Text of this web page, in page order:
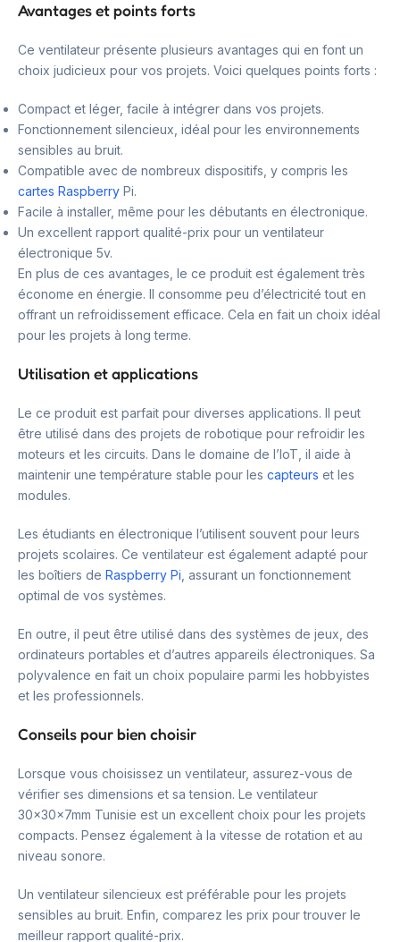
Avantages et points forts
Ce ventilateur présente plusieurs avantages qui en font un
choix judicieux pour vos projets. Voici quelques points forts :
Compact et léger, facile à intégrer dans vos projets.
Fonctionnement silencieux, idéal pour les environnements
sensibles au bruit.
Compatible avec de nombreux dispositifs, y compris les
cartes Raspberry Pi.
Facile à installer, même pour les débutants en électronique.
Un excellent rapport qualité-prix pour un ventilateur
électronique 5v.
En plus de ces avantages, le ce produit est également très
économe en énergie. Il consomme peu d’électricité tout en
offrant un refroidissement efficace. Cela en fait un choix idéal
pour les projets à long terme.
Utilisation et applications
Le ce produit est parfait pour diverses applications. Il peut
être utilisé dans des projets de robotique pour refroidir les
moteurs et les circuits. Dans le domaine de l’IoT, il aide à
maintenir une température stable pour les capteurs et les
modules.
Les étudiants en électronique l’utilisent souvent pour leurs
projets scolaires. Ce ventilateur est également adapté pour
les boîtiers de Raspberry Pi , assurant un fonctionnement
optimal de vos systèmes.
En outre, il peut être utilisé dans des systèmes de jeux, des
ordinateurs portables et d’autres appareils électroniques. Sa
polyvalence en fait un choix populaire parmi les hobbyistes
et les professionnels.
Conseils pour bien choisir
Lorsque vous choisissez un ventilateur, assurez-vous de
vérifier ses dimensions et sa tension. Le ventilateur
30x30x7mm Tunisie est un excellent choix pour les projets
compacts. Pensez également à la vitesse de rotation et au
niveau sonore.
Un ventilateur silencieux est préférable pour les projets
sensibles au bruit. Enfin, comparez les prix pour trouver le
meilleur rapport qualité-prix.